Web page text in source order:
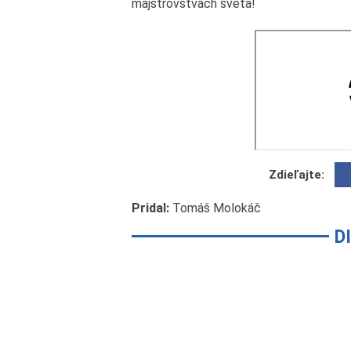
majstrovstvách sveta!
Zdieľajte:
Pridal: Tomáš Molokáč